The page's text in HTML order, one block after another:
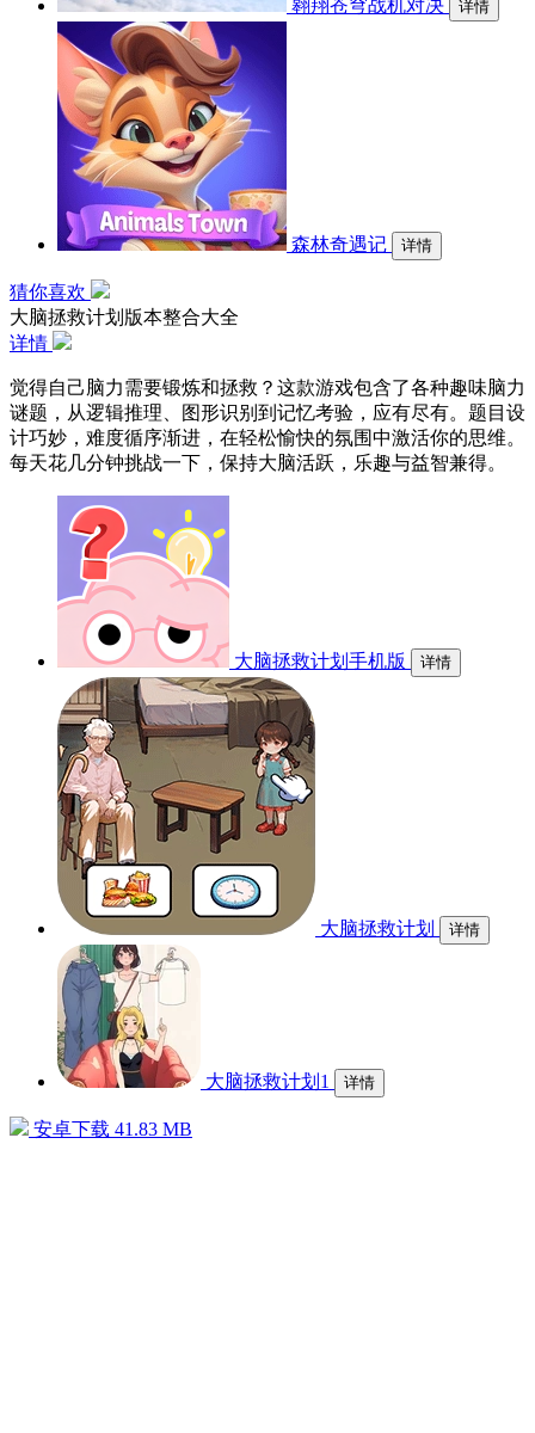
翱翔苍穹战机对决 详情
森林奇遇记 详情
猜你喜欢
大脑拯救计划版本整合大全
详情
觉得自己脑力需要锻炼和拯救？这款游戏包含了各种趣味脑力
谜题，从逻辑推理、图形识别到记忆考验，应有尽有。题目设
计巧妙，难度循序渐进，在轻松愉快的氛围中激活你的思维。
每天花几分钟挑战一下，保持大脑活跃，乐趣与益智兼得。
大脑拯救计划手机版 详情
大脑拯救计划 详情
大脑拯救计划1 详情
安卓下载 41.83 MB